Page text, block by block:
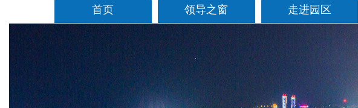
首页 领导之窗 走进园区